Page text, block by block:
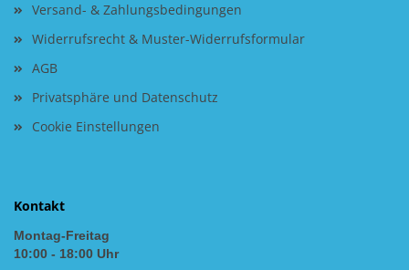
Versand- & Zahlungsbedingungen
Widerrufsrecht & Muster-Widerrufsformular
AGB
Privatsphäre und Datenschutz
Cookie Einstellungen
Kontakt
Montag-Freitag
10:00 - 18:00 Uhr